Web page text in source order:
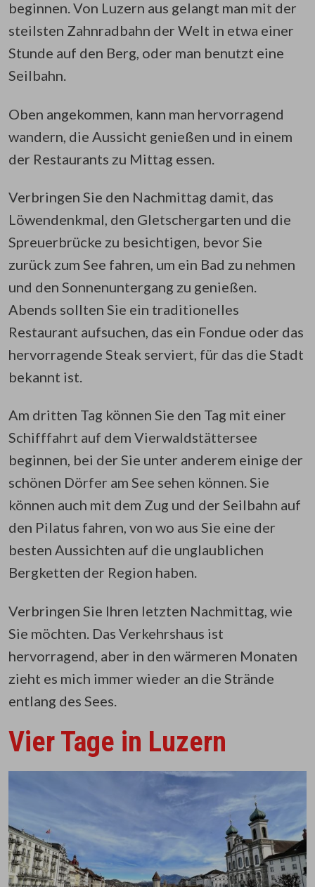
beginnen. Von Luzern aus gelangt man mit der
steilsten Zahnradbahn der Welt in etwa einer
Stunde auf den Berg, oder man benutzt eine
Seilbahn.
Oben angekommen, kann man hervorragend
wandern, die Aussicht genießen und in einem
der Restaurants zu Mittag essen.
Verbringen Sie den Nachmittag damit, das
Löwendenkmal, den Gletschergarten und die
Spreuerbrücke zu besichtigen, bevor Sie
zurück zum See fahren, um ein Bad zu nehmen
und den Sonnenuntergang zu genießen.
Abends sollten Sie ein traditionelles
Restaurant aufsuchen, das ein Fondue oder das
hervorragende Steak serviert, für das die Stadt
bekannt ist.
Am dritten Tag können Sie den Tag mit einer
Schifffahrt auf dem Vierwaldstättersee
beginnen, bei der Sie unter anderem einige der
schönen Dörfer am See sehen können. Sie
können auch mit dem Zug und der Seilbahn auf
den Pilatus fahren, von wo aus Sie eine der
besten Aussichten auf die unglaublichen
Bergketten der Region haben.
Verbringen Sie Ihren letzten Nachmittag, wie
Sie möchten. Das Verkehrshaus ist
hervorragend, aber in den wärmeren Monaten
zieht es mich immer wieder an die Strände
entlang des Sees.
Vier Tage in Luzern